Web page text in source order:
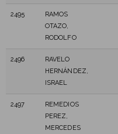
2495
RAMOS
OTAZO,
RODOLFO
2496
RAVELO
HERNÁNDEZ,
ISRAEL
2497
REMEDIOS
PEREZ,
MERCEDES